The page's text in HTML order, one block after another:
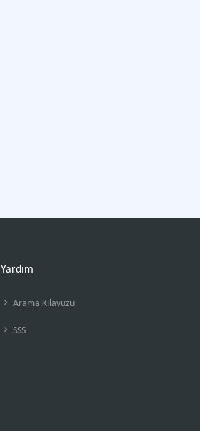
Yardım
Arama Kılavuzu
SSS